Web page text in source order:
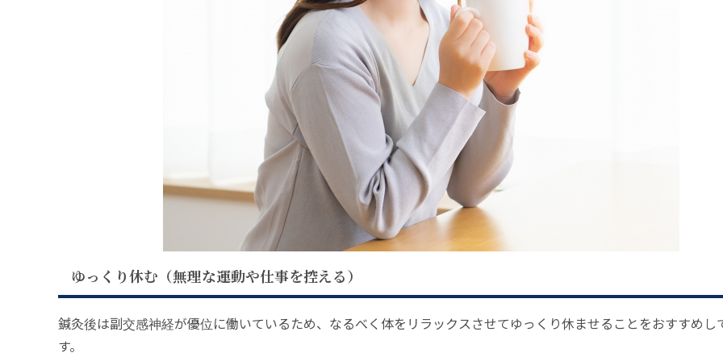
ゆっくり休む（無理な運動や仕事を控える）
鍼灸後は副交感神経が優位に働いているため、なるべく体をリラックスさせてゆっくり休ませることをおすすめし
す。